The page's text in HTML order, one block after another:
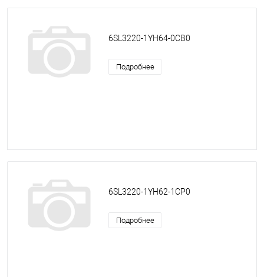
6SL3220-1YH64-0CB0
Подробнее
6SL3220-1YH62-1CP0
Подробнее